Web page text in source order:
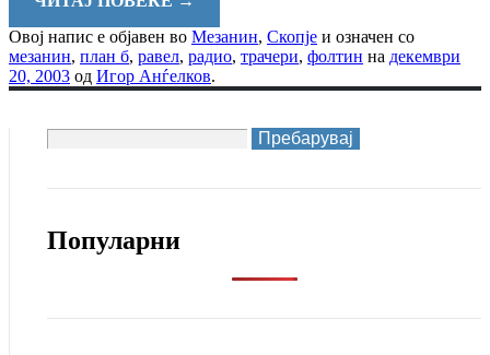
Овој напис е објавен во Мезанин, Скопје и означен со
мезанин, план б, равел, радио, трачери, фолтин на декември
20, 2003 од Игор Анѓелков.
Пребарувај
Популарни